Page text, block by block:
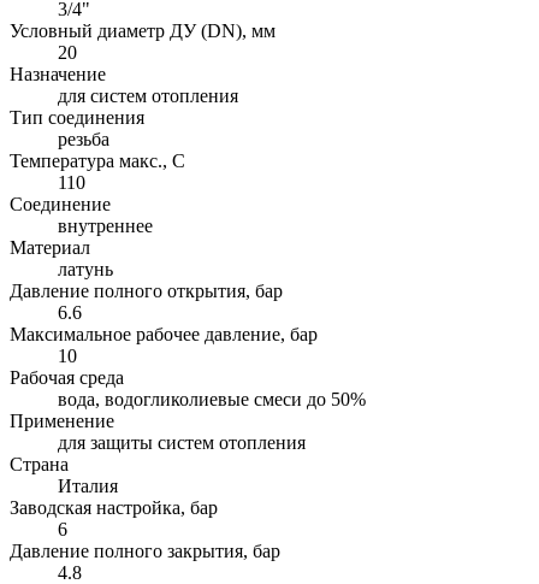
3/4"
Условный диаметр ДУ (DN), мм
20
Назначение
для систем отопления
Тип соединения
резьба
Температура макс., С
110
Соединение
внутреннее
Материал
латунь
Давление полного открытия, бар
6.6
Максимальное рабочее давление, бар
10
Рабочая среда
вода, водогликолиевые смеси до 50%
Применение
для защиты систем отопления
Страна
Италия
Заводская настройка, бар
6
Давление полного закрытия, бар
4.8